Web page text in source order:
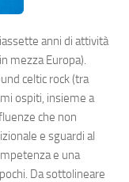
anni di attività
mezza Europa).
celtic rock (tra
ospiti, insieme a
che non
e sguardi al
e una
Da sottolineare